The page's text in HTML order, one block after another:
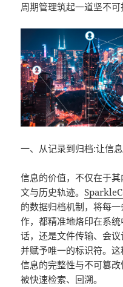
周期管理筑起一道坚不可
一、从记录到归档:让信
信息的价值，不仅在于
文与历史轨迹。
的数据归档机制，将每
作，都精准地烙印在系
话，还是文件传输、会议
并赋予唯一的标识符。
信息的完整性与不可篡
被快速检索、回溯。